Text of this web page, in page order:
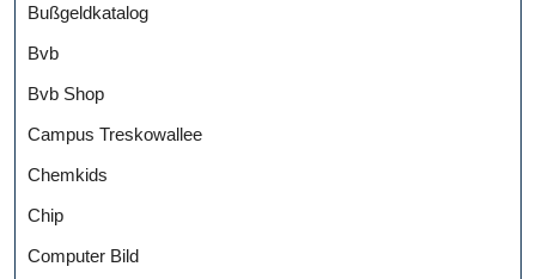
Bußgeldkatalog
Bvb
Bvb Shop
Campus Treskowallee
Chemkids
Chip
Computer Bild